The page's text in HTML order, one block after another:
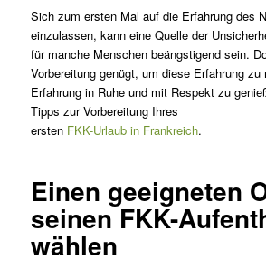
Sich zum ersten Mal auf die Erfahrung des
einzulassen, kann eine Quelle der
für manche Menschen beängstigend sein.
Vorbereitung genügt, um diese Erfahrung zu
Erfahrung in Ruhe und mit Respekt zu
Tipps zur Vorbereitung Ihres
ersten FKK-Urlaub in Frankreich.
Einen geeigneten
seinen FKK-
wählen